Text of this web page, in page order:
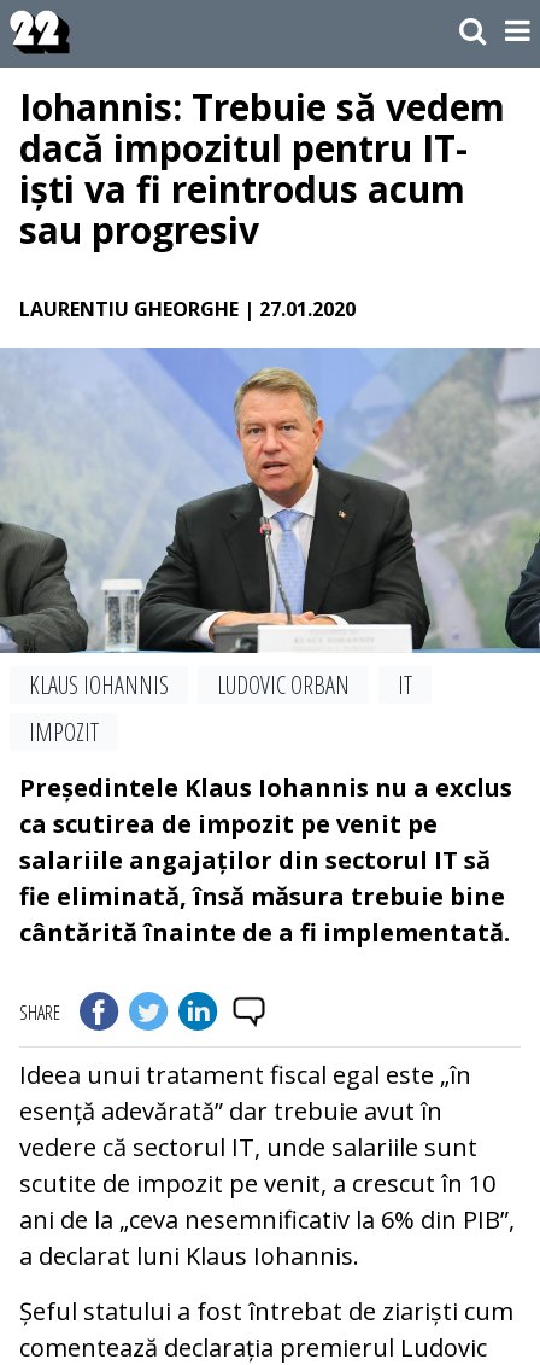
Iohannis: Trebuie să vedem
dacă impozitul pentru IT-
iști va fi reintrodus acum
sau progresiv
LAURENTIU GHEORGHE | 27.01.2020
KLAUS IOHANNIS LUDOVIC ORBAN
IT
IMPOZIT
Președintele Klaus Iohannis nu a exclus
ca scutirea de impozit pe venit pe
salariile angajaților din sectorul IT să
fie eliminată, însă măsura trebuie bine
cântărită înainte de a fi implementată.
SHARE
Ideea unui tratament fiscal egal este „în
esență adevărată” dar trebuie avut în
vedere că sectorul IT, unde salariile sunt
scutite de impozit pe venit, a crescut în 10
ani de la „ceva nesemnificativ la 6% din PIB”,
a declarat luni Klaus Iohannis.
Șeful statului a fost întrebat de ziariști cum
comentează declarația premierul Ludovic